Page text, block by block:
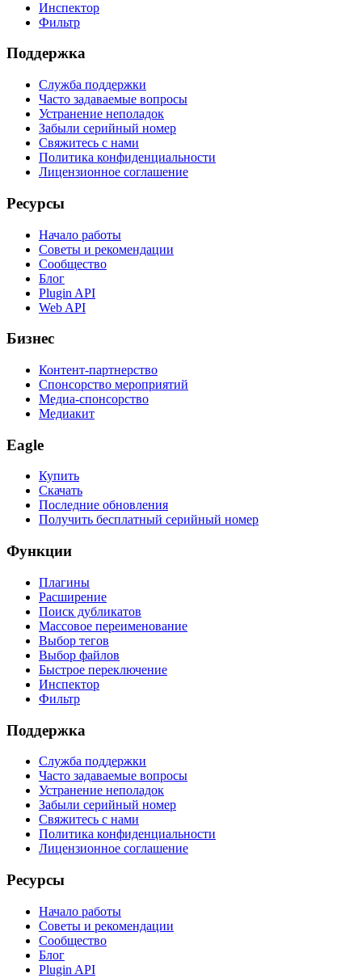
Инспектор
Фильтр
Поддержка
Служба поддержки
Часто задаваемые вопросы
Устранение неполадок
Забыли серийный номер
Свяжитесь с нами
Политика конфиденциальности
Лицензионное соглашение
Ресурсы
Начало работы
Советы и рекомендации
Сообщество
Блог
Plugin API
Web API
Бизнес
Контент-партнерство
Спонсорство мероприятий
Медиа-спонсорство
Медиакит
Eagle
Купить
Скачать
Последние обновления
Получить бесплатный серийный номер
Функции
Плагины
Расширение
Поиск дубликатов
Массовое переименование
Выбор тегов
Выбор файлов
Быстрое переключение
Инспектор
Фильтр
Поддержка
Служба поддержки
Часто задаваемые вопросы
Устранение неполадок
Забыли серийный номер
Свяжитесь с нами
Политика конфиденциальности
Лицензионное соглашение
Ресурсы
Начало работы
Советы и рекомендации
Сообщество
Блог
Plugin API